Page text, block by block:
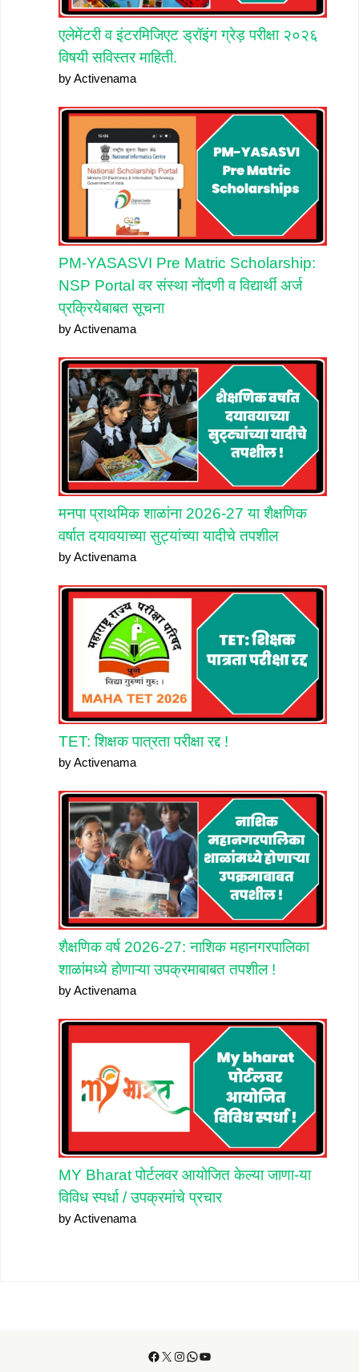
एलेमेंटरी व इंटरमिजिएट ड्रॉइंग ग्रेड़ परीक्षा २०२६
विषयी सविस्तर माहिती.
by Activenama
PM-YASASVI Pre Matric Scholarship:
NSP Portal वर संस्था नोंदणी व विद्यार्थी अर्ज
प्रक्रियेबाबत सूचना
by Activenama
मनपा प्राथमिक शाळांना 2026-27 या शैक्षणिक
वर्षात दयावयाच्या सुट्यांच्या यादीचे तपशील
by Activenama
TET: शिक्षक पात्रता परीक्षा रद्द !
by Activenama
शैक्षणिक वर्ष 2026-27: नाशिक महानगरपालिका
शाळांमध्ये होणाऱ्या उपक्रमाबाबत तपशील !
by Activenama
MY Bharat पोर्टलवर आयोजित केल्या जाणा-या
विविध स्पर्धा / उपक्रमांचे प्रचार
by Activenama
Facebook
X Instagram
WhatsApp
YouTube